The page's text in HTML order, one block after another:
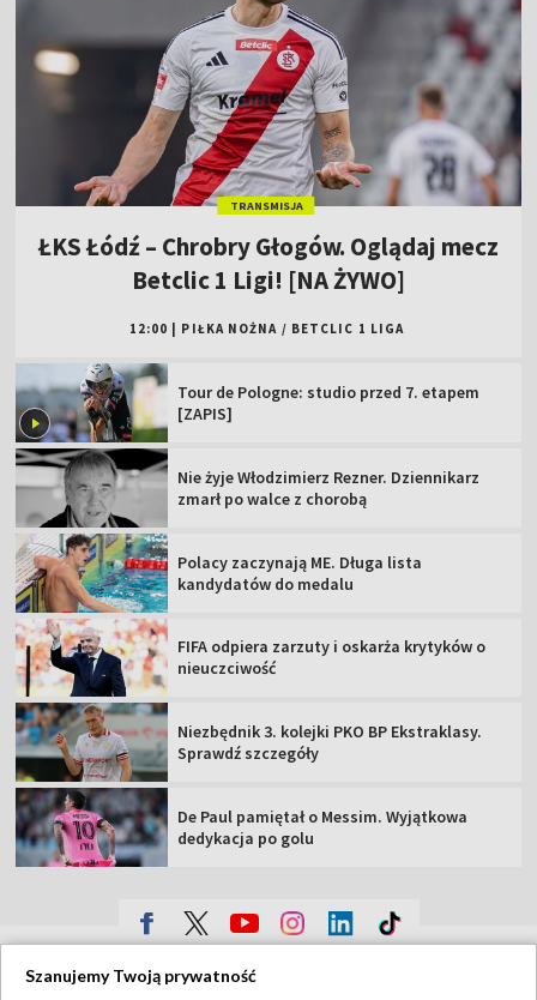
TRANSMISJA
ŁKS Łódź – Chrobry Głogów. Oglądaj mecz
Betclic 1 Ligi! [NA ŻYWO]
12:00 PIŁKA NOŻNA / BETCLIC 1 LIGA
Tour de Pologne: studio przed 7. etapem
[ZAPIS]
Nie żyje Włodzimierz Rezner. Dziennikarz
zmarł po walce z chorobą
Polacy zaczynają ME. Długa lista
kandydatów do medalu
FIFA odpiera zarzuty i oskarża krytyków o
nieuczciwość
Niezbędnik 3. kolejki PKO BP Ekstraklasy.
Sprawdź szczegóły
De Paul pamiętał o Messim. Wyjątkowa
dedykacja po golu
Szanujemy Twoją prywatność